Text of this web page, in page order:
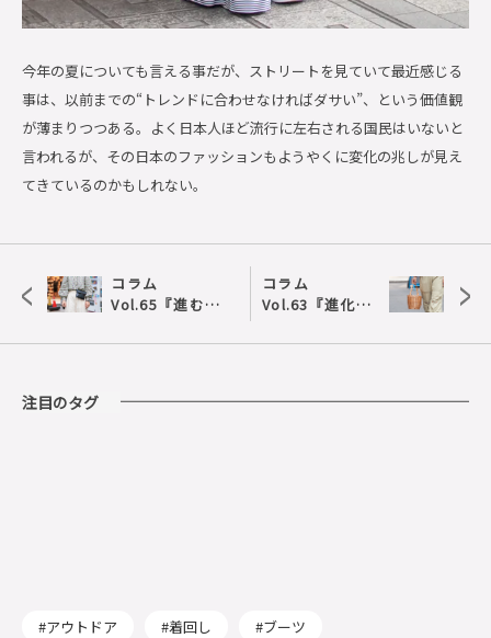
今年の夏についても言える事だが、ストリートを見ていて最近感じる
事は、以前までの“ トレンドに合わせなければダサい”、という価値観
が薄まりつつある。よく日本人ほど流行に左右される国民はいないと
言われるが、その日本のファッションもようやくに変化の兆しが見え
てきているのかもしれない。
<
コラム
Vol.65『進むバ
コラム
Vol.63『進化す
グ』
>
注目のタグ
アウトドア 着回し ブーツ